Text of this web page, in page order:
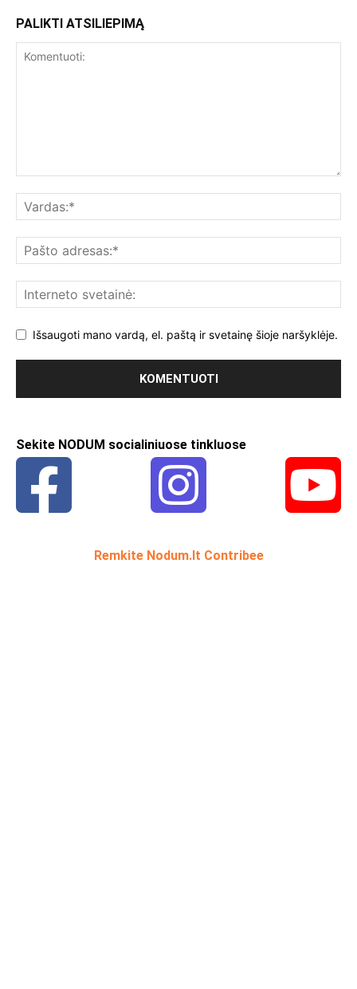
PALIKTI ATSILIEPIMĄ
Išsaugoti mano vardą, el. paštą ir svetainę šioje naršyklėje.
Sekite NODUM socialiniuose tinkluose
Remkite Nodum.lt Contribee